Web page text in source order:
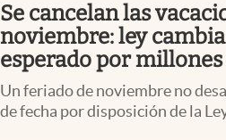
Colombia
Se cancelan las
noviembre: ley
esperado por
Un feriado de noviembre no
de fecha por disposición de la